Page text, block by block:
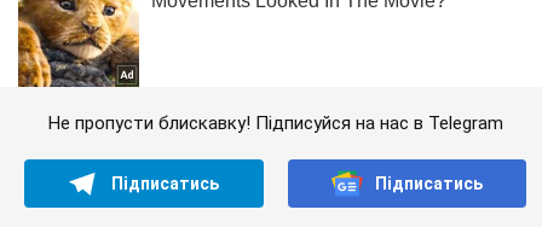
Не пропусти блискавку! Підписуйся на нас в Telegram
Підписатись Підписатись